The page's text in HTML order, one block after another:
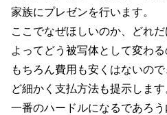
家族にプレゼンを行います。
ここでなぜほしいのか、どれ
よってどう被写体として変わる
もちろん費用も安くはないの
ど細かく支払方法も提示します
一番のハードルになるであろ